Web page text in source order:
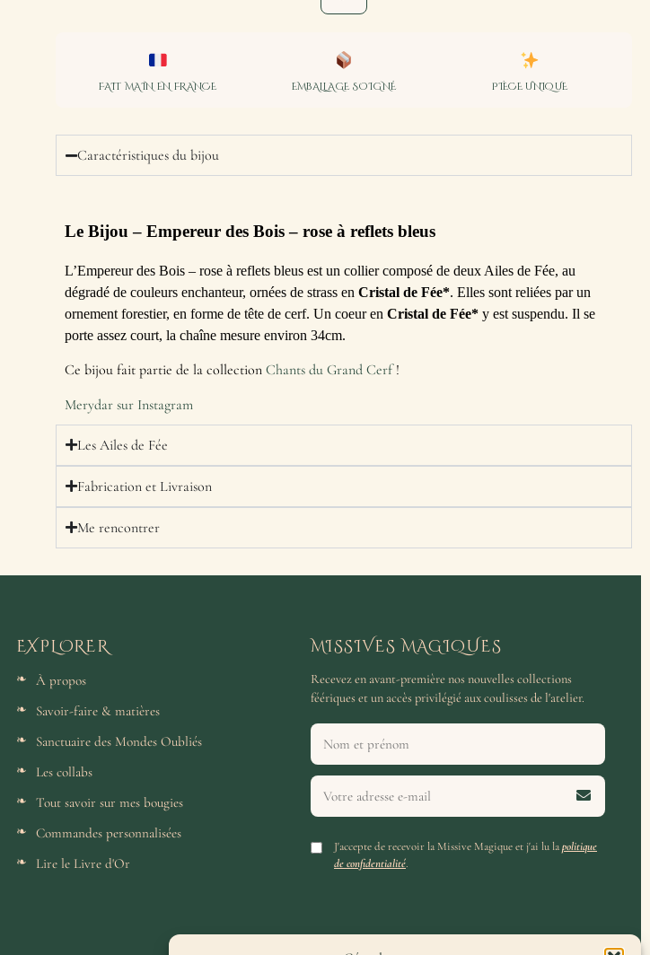
FAIT MAIN EN FRANCE EMBALLAGE SOIGNÉ PIÈCE UNIQUE
Caractéristiques du bijou
Le Bijou – Empereur des Bois – rose à reflets bleus
L’Empereur des Bois – rose à reflets bleus est un collier composé de deux Ailes de Fée, au
dégradé de couleurs enchanteur, ornées de strass en Cristal de Fée*. Elles sont reliées par un
ornement forestier, en forme de tête de cerf. Un coeur en Cristal de Fée* y est suspendu. Il se
porte assez court, la chaîne mesure environ 34cm.
Ce bijou fait partie de la collection Chants du Grand Cerf!
Merydar sur Instagram
Les Ailes de Fée
Fabrication et Livraison
Me rencontrer
EXPLORER
À propos
Savoir-faire & matières
Sanctuaire des Mondes Oubliés
Les collabs
Tout savoir sur mes bougies
Commandes personnalisées
Lire le Livre d'Or
MISSIVES MAGIQUES
Recevez en avant-première nos nouvelles collections
féériques et un accès privilégié aux coulisses de l'atelier.
J'accepte de recevoir la Missive Magique et j'ai lu lapolitique
de confidentialité.